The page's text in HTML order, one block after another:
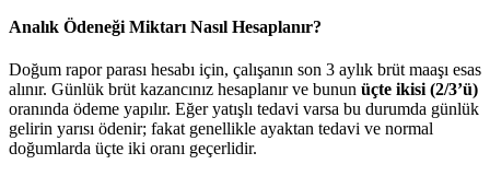
Analık Ödeneği Miktarı Nasıl Hesaplanır?
Doğum rapor parası hesabı için, çalışanın son 3 aylık brüt maaşı esas
alınır. Günlük brüt kazancınız hesaplanır ve bunun üçte ikisi (2/3’ü)
oranında ödeme yapılır. Eğer yatışlı tedavi varsa bu durumda günlük
gelirin yarısı ödenir; fakat genellikle ayaktan tedavi ve normal
doğumlarda üçte iki oranı geçerlidir.